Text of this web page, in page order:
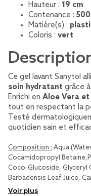
Hauteur : 19 cm
Contenance :
Matière(s) :
Coloris : vert
Ce gel lavant Sanytol
soin hydratant grâce
Enrichi en Aloe Vera
tout en respectant la
Testé
quotidien sain et
Composition : Aqua
Cocamidopropyl
Coco-Glucoside, Glyceryl
Barbadensis Leaf Juice,
Voir plus